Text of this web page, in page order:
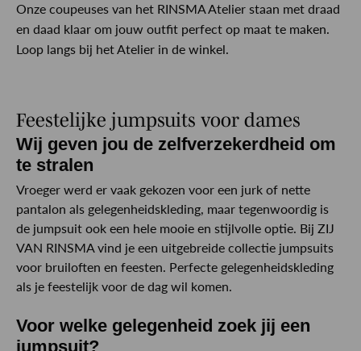
Onze coupeuses van het RINSMA Atelier staan met draad
en daad klaar om jouw outfit perfect op maat te maken.
Loop langs bij het Atelier in de winkel.
Feestelijke jumpsuits voor dames
Wij geven jou de zelfverzekerdheid om
te stralen
Vroeger werd er vaak gekozen voor een jurk of nette
pantalon als gelegenheidskleding, maar tegenwoordig is
de jumpsuit ook een hele mooie en stijlvolle optie. Bij ZIJ
VAN RINSMA vind je een uitgebreide collectie jumpsuits
voor bruiloften en feesten. Perfecte gelegenheidskleding
als je feestelijk voor de dag wil komen.
Voor welke gelegenheid zoek jij een
jumpsuit?